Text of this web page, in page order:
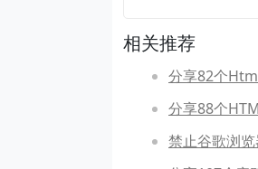
相关推荐
分享82个
分享88个
禁止谷歌浏